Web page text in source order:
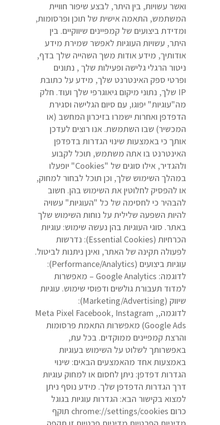
ואשר עשויות, בין היתר, לבצע שיפור חוויית
המשתמש, התאמה אישית של תוכן ופרסומות,
ומדידת ביצועים של קמפיינים שיווקיים. בין
היתר, עשויות העוגיות לאפשר שמירת מידע
אודותיך, מידע אודות משך השהייה שלך בדף,
ניטור הרגלי גלישה ופעילות שלך , נתונים
ופרטי ספק האינטרנט שלך, מידע על כתובת
IP שלך, נתוני מיקום גיאוגרפי שלך ועוד. חלק
מה"עוגיות" יפוגו, עם סיום הגלישה וסגירת
הדפדפן ואחרות ישמרו בזיכרון המחשב (או
המכשיר) שבו השתמשת. אנו רוצים לעדכן
אותך כי באמצעות שינוי הגדרות בדפדפן
האינטרנט בו אתה משתמש, תוכל לקבוע
ולהגדיר, אילו סוגים של "Cookies" יופעלו
במהלך השימוש שלך, וכן תוכל לבחור למחוק,
או להפסיק לחלוטין את השימוש בהן. חשוב
להבהיר כי לחסימה של כל "העוגיות" עשויה
להיות השפעה שלילית על נוחות השימוש שלך
באתר. סוגי העוגיות בהן נעשה שימוש: עוגיות
הכרחיות (Essential Cookies): נדרשות
לפעולה תקינה של האתר, ואינן ניתנות לביטול.
עוגיות ביצועים (Performance/Analytics):
לדוגמה: Google Analytics – מאפשרות
למדוד תעבורת גולשים ודפוסי שימוש. עוגיות
שיווק (Marketing/Advertising):
לדוגמה,Meta Pixel Facebook, Instagram ,
Google Ads) מאפשרות התאמת פרסומות
והרצת קמפיינים ממוקדים. בכל עת,
באפשרותך לשלוט על השימוש בעוגיות
באמצעות אחד מהאמצעים הבאים: שינוי
הגדרות דפדפן: ניתן לחסום או למחוק עוגיות
דרך הגדרות הדפדפן שלך. מידע נוסף ניתן
למצוא בקישור הבא: הגדרות עוגיות בגוגל
כרום chrome://settings/cookies תוקף